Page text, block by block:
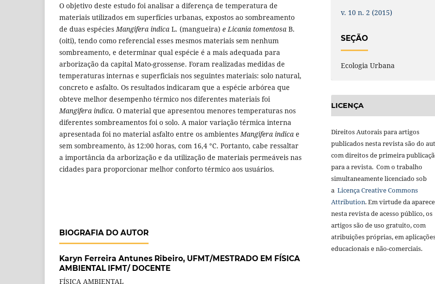
O objetivo deste estudo foi analisar a diferença de temperatura de
materiais utilizados em superfícies urbanas, expostos ao sombreamento
de duas espécies Mangifera indica L. (mangueira) e Licania tomentosa B.
(oiti), tendo como referencial esses mesmos materiais sem nenhum
sombreamento, e determinar qual espécie é a mais adequada para
arborização da capital Mato-grossense. Foram realizadas medidas de
temperaturas internas e superficiais nos seguintes materiais: solo natural,
concreto e asfalto. Os resultados indicaram que a espécie arbórea que
obteve melhor desempenho térmico nos diferentes materiais foi
Mangifera indica. O material que apresentou menores temperaturas nos
diferentes sombreamentos foi o solo. A maior variação térmica interna
apresentada foi no material asfalto entre os ambientes Mangifera indica e
sem sombreamento, às 12:00 horas, com 16,4 °C. Portanto, cabe ressaltar
a importância da arborização e da utilização de materiais permeáveis nas
cidades para proporcionar melhor conforto térmico aos usuários.
BIOGRAFIA DO AUTOR
Karyn Ferreira Antunes Ribeiro, UFMT/MESTRADO EM FÍSICA
AMBIENTAL IFMT/ DOCENTE
FÍSICA AMBIENTAL
v. 10 n. 2 (2015)
SEÇÃO
Ecologia Urbana
LICENÇA
Direitos Autorais para artigos
publicados nesta revista são do
com direitos de primeira
para a revista. Com o trabalho
simultaneamente licenciado sob
a Licença Creative Commons
Attribution. Em virtude da
nesta revista de acesso público, os
artigos são de uso gratuito, com
atribuições próprias, em
educacionais e não-comerciais.